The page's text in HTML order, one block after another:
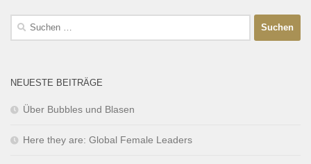
NEUESTE BEITRÄGE
Über Bubbles und Blasen
Here they are: Global Female Leaders